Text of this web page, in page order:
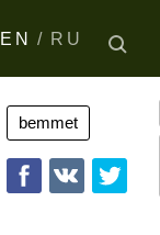
EN RU
bemmet